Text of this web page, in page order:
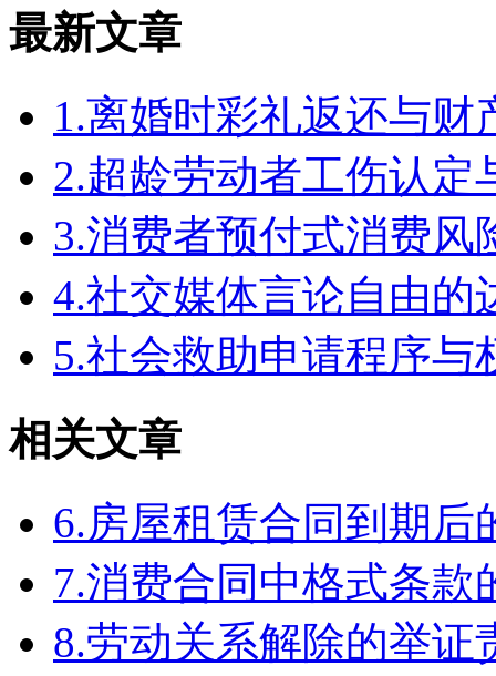
最新文章
1.离婚时彩礼返还与财
2.超龄劳动者工伤认定
3.消费者预付式消费风
4.社交媒体言论自由
5.社会救助申请程序与
相关文章
6.房屋租赁合同到期后
7.消费合同中格式条款
8.劳动关系解除的举证